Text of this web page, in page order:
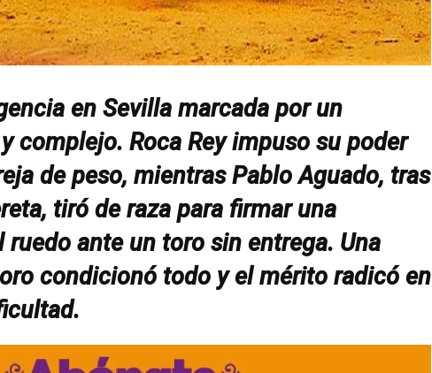
en Sevilla marcada por un
complejo. Roca Rey impuso su poder
de peso, mientras Pablo Aguado, tras
tiró de raza para firmar una
ante un toro sin entrega. Una
condicionó todo y el mérito radicó en